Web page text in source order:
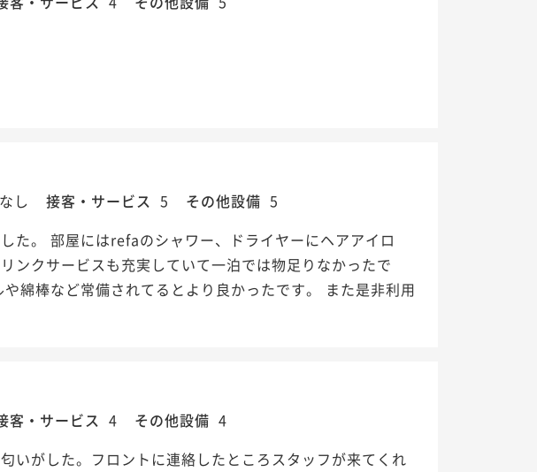
し 接客・サービス 5 その他設備 5
た。 部屋にはrefaのシャワー、ドライヤーにヘアアイロ
ンクサービスも充実していて一泊では物足りなかったで
綿棒など常備されてるとより良かったです。 また是非利用
客・サービス 4 その他設備 4
いがした。フロントに連絡したところスタッフが来てくれ